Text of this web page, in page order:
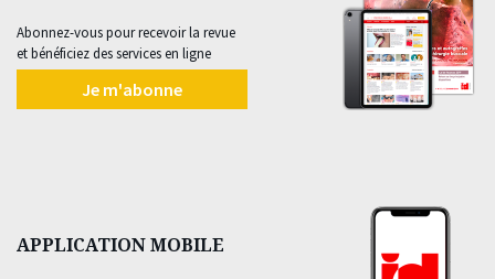
Abonnez-vous pour recevoir la revue
et bénéficiez des services en ligne
Je m'abonne
APPLICATION MOBILE